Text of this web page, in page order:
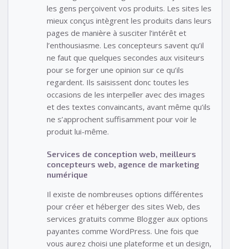
les gens perçoivent vos produits. Les sites les
mieux conçus intègrent les produits dans leurs
pages de manière à susciter l’intérêt et
l’enthousiasme. Les concepteurs savent qu’il
ne faut que quelques secondes aux visiteurs
pour se forger une opinion sur ce qu’ils
regardent. Ils saisissent donc toutes les
occasions de les interpeller avec des images
et des textes convaincants, avant même qu’ils
ne s’approchent suffisamment pour voir le
produit lui-même.
Services de conception web, meilleurs
concepteurs web, agence de marketing
numérique
Il existe de nombreuses options différentes
pour créer et héberger des sites Web, des
services gratuits comme Blogger aux options
payantes comme WordPress. Une fois que
vous aurez choisi une plateforme et un design,